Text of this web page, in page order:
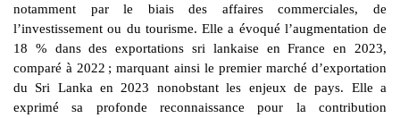
notamment par le biais des affaires commerciales, de
l’investissement ou du tourisme. Elle a évoqué l’augmentation de
18 % dans des exportations sri lankaise en France en 2023,
comparé à 2022 ; marquant ainsi le premier marché d’exportation
du Sri Lanka en 2023 nonobstant les enjeux de pays. Elle a
exprimé sa profonde reconnaissance pour la contribution